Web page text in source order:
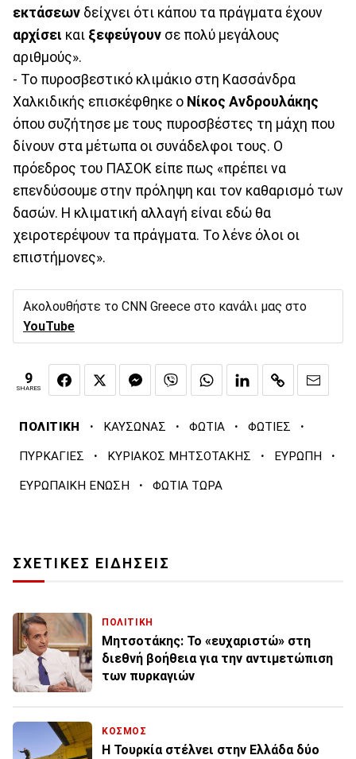
εκτάσεων δείχνει ότι κάπου τα πράγματα έχουν
αρχίσει και ξεφεύγουν σε πολύ μεγάλους
αριθμούς».
- Το πυροσβεστικό κλιμάκιο στη Κασσάνδρα
Χαλκιδικής επισκέφθηκε ο Νίκος Ανδρουλάκης
όπου συζήτησε με τους πυροσβέστες τη μάχη που
δίνουν στα μέτωπα οι συνάδελφοι τους. Ο
πρόεδρος του ΠΑΣΟΚ είπε πως «πρέπει να
επενδύσουμε στην πρόληψη και τον καθαρισμό των
δασών. Η κλιματική αλλαγή είναι εδώ θα
χειροτερέψουν τα πράγματα. Το λένε όλοι οι
επιστήμονες».
Ακολουθήστε το CNN Greece στο κανάλι μας στο
YouTube
9
SHARES
ΠΟΛΙΤΙΚΗ · ΚΑΥΣΩΝΑΣ · ΦΩΤΙΑ · ΦΩΤΙΕΣ ·
ΠΥΡΚΑΓΙΕΣ · ΚΥΡΙΑΚΟΣ ΜΗΤΣΟΤΑΚΗΣ · ΕΥΡΩΠΗ ·
ΕΥΡΩΠΑΙΚΗ ΕΝΩΣΗ · ΦΩΤΙΑ ΤΩΡΑ
ΣΧΕΤΙΚΕΣ ΕΙΔΗΣΕΙΣ
ΠΟΛΙΤΙΚΗ
Μητσοτάκης: Το «ευχαριστώ» στη
διεθνή βοήθεια για την αντιμετώπιση
των πυρκαγιών
ΚΟΣΜΟΣ
H Τουρκία στέλνει στην Ελλάδα δύο